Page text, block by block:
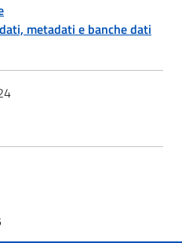
metadati e banche dati